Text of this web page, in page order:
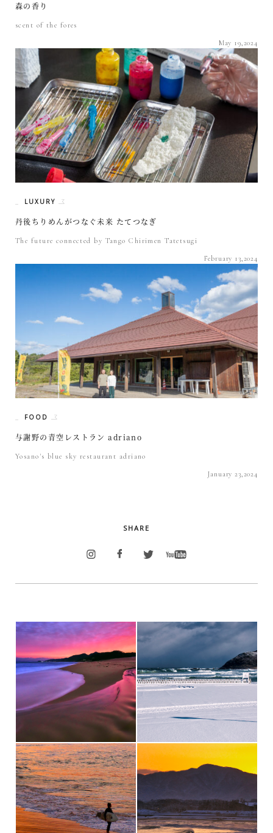
森の香り
scent of the fores
May 19,2024
LUXURY
丹後ちりめんがつなぐ未来 たてつなぎ
The future connected by Tango Chirimen Tatetsugi
February 13,2024
FOOD
与謝野の青空レストラン adriano
Yosano's blue sky restaurant adriano
January 23,2024
SHARE